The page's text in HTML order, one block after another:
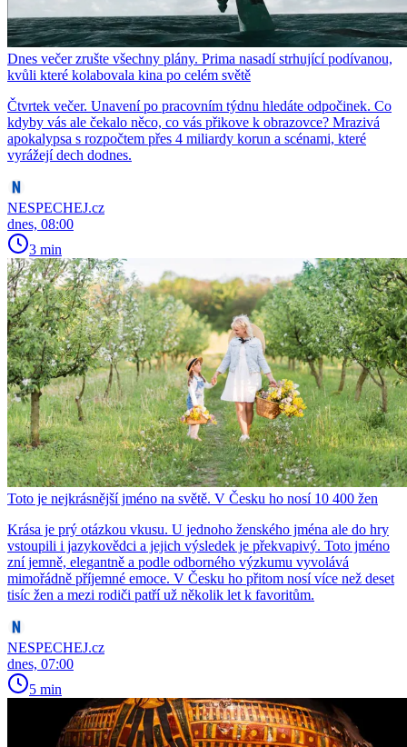
Dnes večer zrušte všechny plány. Prima nasadí strhující podívanou,
kvůli které kolabovala kina po celém světě
Čtvrtek večer. Unavení po pracovním týdnu hledáte odpočinek. Co
kdyby vás ale čekalo něco, co vás přikove k obrazovce? Mrazivá
apokalypsa s rozpočtem přes 4 miliardy korun a scénami, které
vyrážejí dech dodnes.
NESPECHEJ.cz
dnes, 08:00
3 min
Toto je nejkrásnější jméno na světě. V Česku ho nosí 10 400 žen
Krása je prý otázkou vkusu. U jednoho ženského jména ale do hry
vstoupili i jazykovědci a jejich výsledek je překvapivý. Toto jméno
zní jemně, elegantně a podle odborného výzkumu vyvolává
mimořádně příjemné emoce. V Česku ho přitom nosí více než deset
tisíc žen a mezi rodiči patří už několik let k favoritům.
NESPECHEJ.cz
dnes, 07:00
5 min